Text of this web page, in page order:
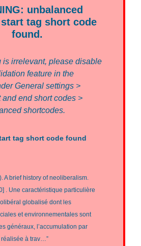
unbalanced
tag short code
found.
is irrelevant, please disable
feature in the
General settings >
and end short codes >
shortcodes.
tag short code found
A brief history of neoliberalism.
. Une caractéristique particulière
globalisé dont les
et environnementales sont
généraux, l’accumulation par
à trav…”